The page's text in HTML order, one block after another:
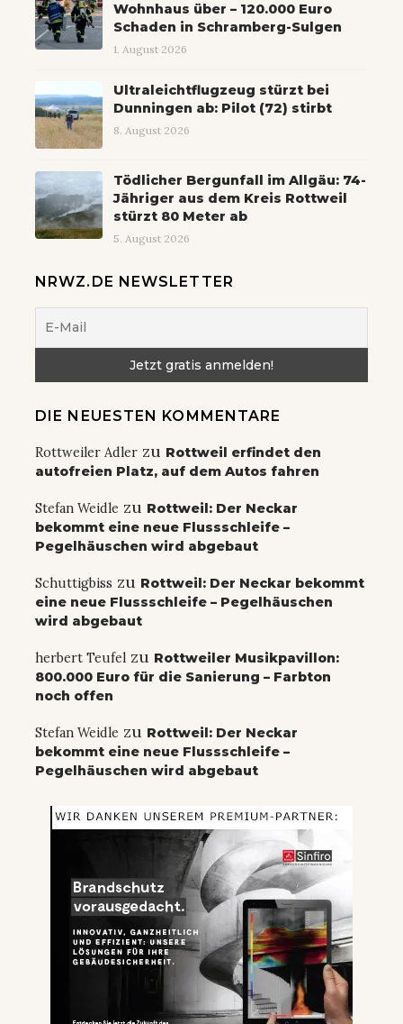
Wohnhaus über – 120.000 Euro
Schaden in Schramberg-Sulgen
1. August 2026
Ultraleichtflugzeug stürzt bei
Dunningen ab: Pilot (72) stirbt
8. August 2026
Tödlicher Bergunfall im Allgäu: 74-
Jähriger aus dem Kreis Rottweil
stürzt 80 Meter ab
5. August 2026
NRWZ.DE NEWSLETTER
DIE NEUESTEN KOMMENTARE
Rottweiler Adler zu Rottweil erfindet den
autofreien Platz, auf dem Autos fahren
Stefan Weidle zu Rottweil: Der Neckar
bekommt eine neue Flussschleife –
Pegelhäuschen wird abgebaut
Schuttigbiss zu Rottweil: Der Neckar bekommt
eine neue Flussschleife – Pegelhäuschen
wird abgebaut
herbert Teufel zu Rottweiler Musikpavillon:
800.000 Euro für die Sanierung – Farbton
noch offen
Stefan Weidle zu Rottweil: Der Neckar
bekommt eine neue Flussschleife –
Pegelhäuschen wird abgebaut